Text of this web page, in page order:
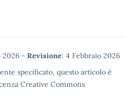
2026 - Revisione: 4 Febbraio 2026
specificato, questo articolo è
Creative Commons